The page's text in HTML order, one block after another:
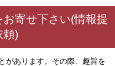
寄せ下さい(情報提
頼)
があります。その際、趣旨を